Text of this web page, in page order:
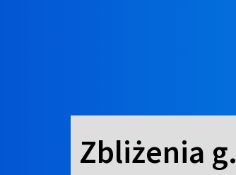
Zbliżenia g.